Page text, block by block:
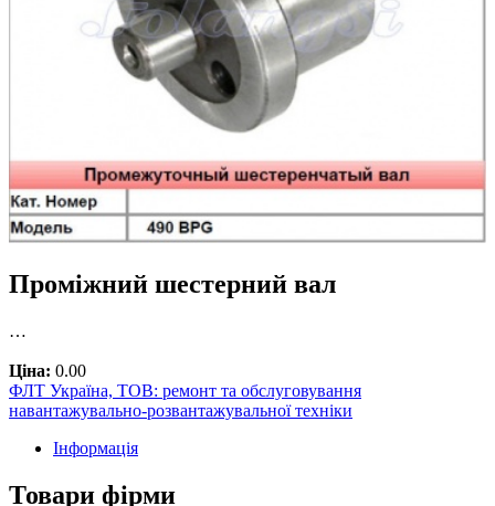
Проміжний шестерний вал
…
Ціна: 0.00
ФЛТ Україна, ТОВ: ремонт та обслуговування
навантажувально-розвантажувальної техніки
Інформація
Товари фірми